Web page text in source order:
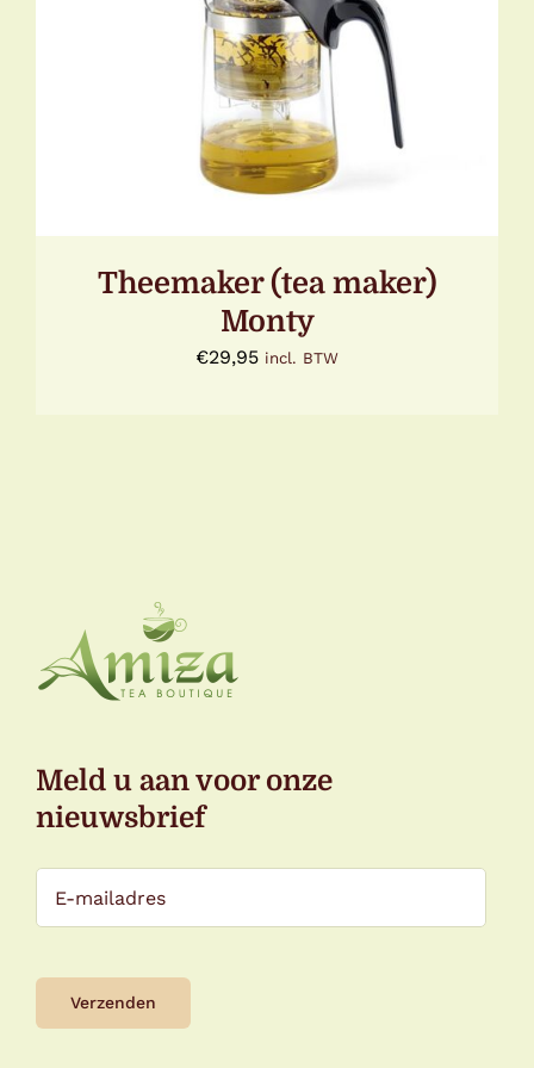
TOEVOEGEN AAN WINKELWAGEN
DETAILS
Theemaker (tea maker)
Monty
€29,95 incl. BTW
Meld u aan voor onze
nieuwsbrief